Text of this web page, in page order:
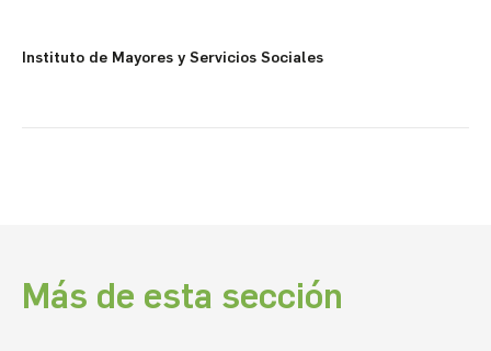
Instituto de Mayores y Servicios Sociales
Más de esta sección